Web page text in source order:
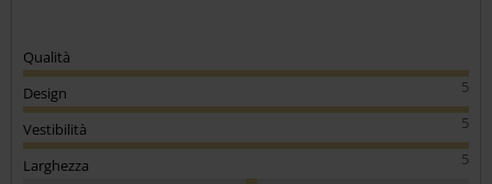
Qualità
5
Design
5
Vestibilità
5
Larghezza